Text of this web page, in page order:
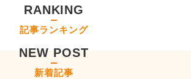
RANKING
記事ランキング
NEW POST
新着記事